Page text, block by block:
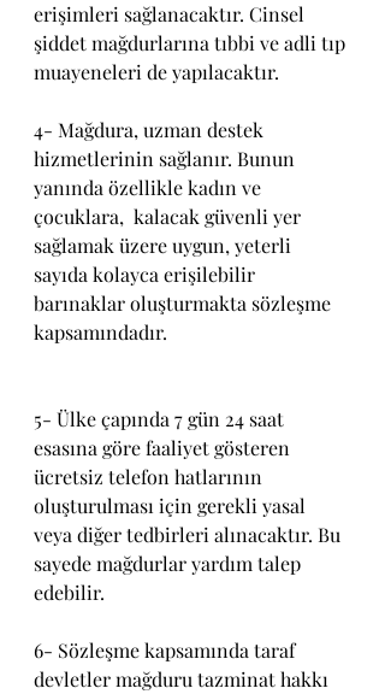
erişimleri sağlanacaktır. Cinsel
şiddet mağdurlarına tıbbi ve adli tıp
muayeneleri de yapılacaktır.
4- Mağdura, uzman destek
hizmetlerinin sağlanır. Bunun
yanında özellikle kadın ve
çocuklara,  kalacak güvenli yer
sağlamak üzere uygun, yeterli
sayıda kolayca erişilebilir
barınaklar oluşturmakta sözleşme
kapsamındadır.
5- Ülke çapında 7 gün 24 saat
esasına göre faaliyet gösteren
ücretsiz telefon hatlarının
oluşturulması için gerekli yasal
veya diğer tedbirleri alınacaktır. Bu
sayede mağdurlar yardım talep
edebilir.
6- Sözleşme kapsamında taraf
devletler mağduru tazminat hakkı